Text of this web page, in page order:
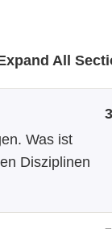
All
Was ist
Disziplinen
3